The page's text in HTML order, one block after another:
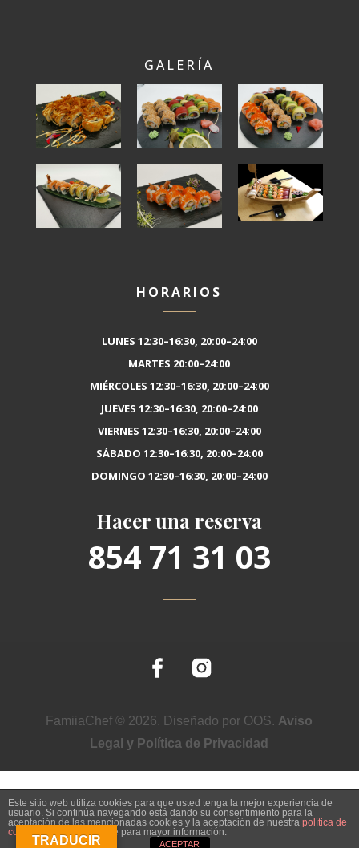
GALERÍA
HORARIOS
LUNES 12:30–16:30, 20:00–24:00
MARTES 20:00–24:00
MIÉRCOLES 12:30–16:30, 20:00–24:00
JUEVES 12:30–16:30, 20:00–24:00
VIERNES 12:30–16:30, 20:00–24:00
SÁBADO 12:30–16:30, 20:00–24:00
DOMINGO 12:30–16:30, 20:00–24:00
Hacer una reserva
854 71 31 03
FamiiaChef © 2026. Diseñado por OOS. Aviso
Legal y Política de Privacidad
Este sitio web utiliza cookies para que usted tenga la mejor experiencia de
usuario. Si continúa navegando está dando su consentimiento para la
aceptación de las mencionadas cookies y la aceptación de nuestra política de
cookies, pinche el enlace para mayor información.
ACEPTAR
TRADUCIR